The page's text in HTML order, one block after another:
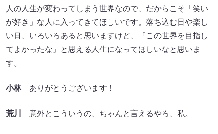
人の人生が変わってしまう世界なので、だからこそ「笑い
が好き」な人に入ってきてほしいです。落ち込む日や楽し
い日、いろいろあると思いますけど、「この世界を目指し
てよかったな」と思える人生になってほしいなと思いま
す。
小林ありがとうございます！
荒川 意外とこういうの、ちゃんと言えるやろ、私。